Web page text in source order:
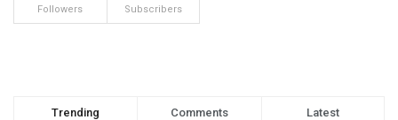
Followers Subscribers
Trending Comments Latest